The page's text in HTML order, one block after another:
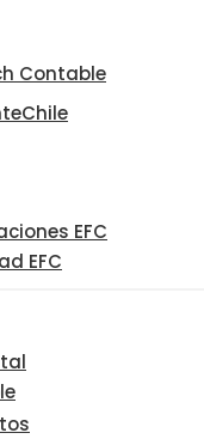
Contable
EFC
EFC